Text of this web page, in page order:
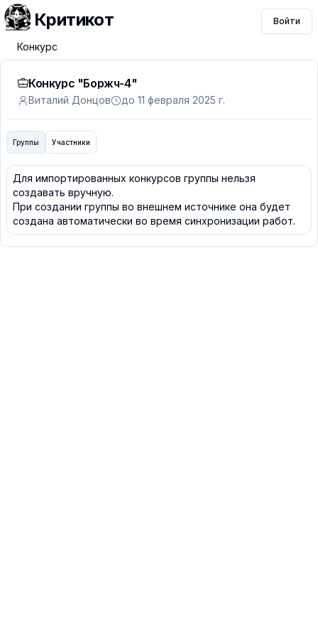
Критикот Войти
Конкурс
Конкурс "Боржч-4"
Виталий Донцов до 11 февраля 2025 г.
Группы Участники
Для импортированных конкурсов группы нельзя
создавать вручную.
При создании группы во внешнем источнике она будет
создана автоматически во время синхронизации работ.